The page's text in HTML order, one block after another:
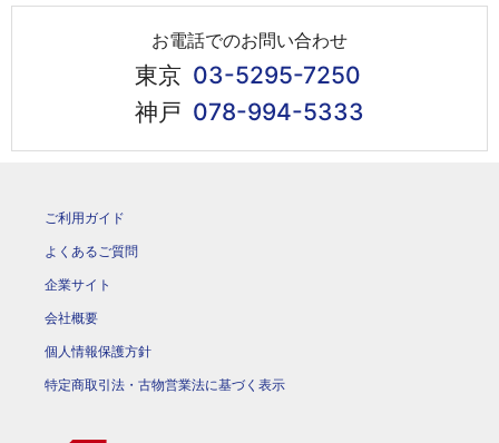
お電話でのお問い合わせ
東京 03-5295-7250
神戸 078-994-5333
ご利用ガイド
よくあるご質問
企業サイト
会社概要
個人情報保護方針
特定商取引法・古物営業法に基づく表示